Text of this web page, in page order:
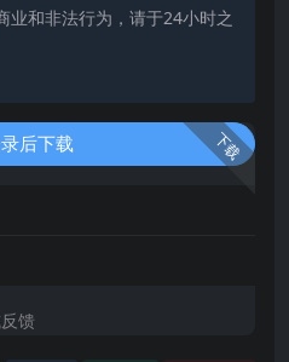
业和非法行为，请于24小时之
下载
后下载
馈